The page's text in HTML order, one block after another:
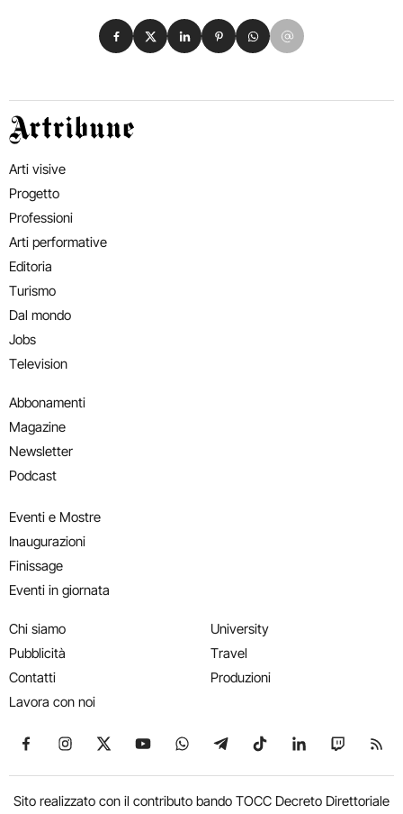
Condividi su Facebook
Condividi su X
Condividi su LinkedIn
Condividi su Pinterest
Condividi su WhatsApp
Condividi su Email
Artribune
Arti visive
Progetto
Professioni
Arti performative
Editoria
Turismo
Dal mondo
Jobs
Television
Abbonamenti
Magazine
Newsletter
Podcast
Eventi e Mostre
Inaugurazioni
Finissage
Eventi in giornata
Chi siamo
Pubblicità
Contatti
Lavora con noi
University
Travel
Produzioni
Seguici su Facebook
Seguici su Instagram
Seguici su X
Seguici su YouTube
Seguici su WhatsApp
Seguici su Telegram
Seguici su TikTok
Seguici su
Seguici
Sito realizzato con il contributo bando TOCC Decreto Direttoriale